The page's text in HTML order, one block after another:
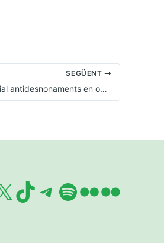
SEGÜENT
El govern espanyol ataca el lloguer social antidesnonaments en ocupacions i insisteix a criminalitzar la pobresa
TikTok
Telegram
Spotify
FlickrFlickr